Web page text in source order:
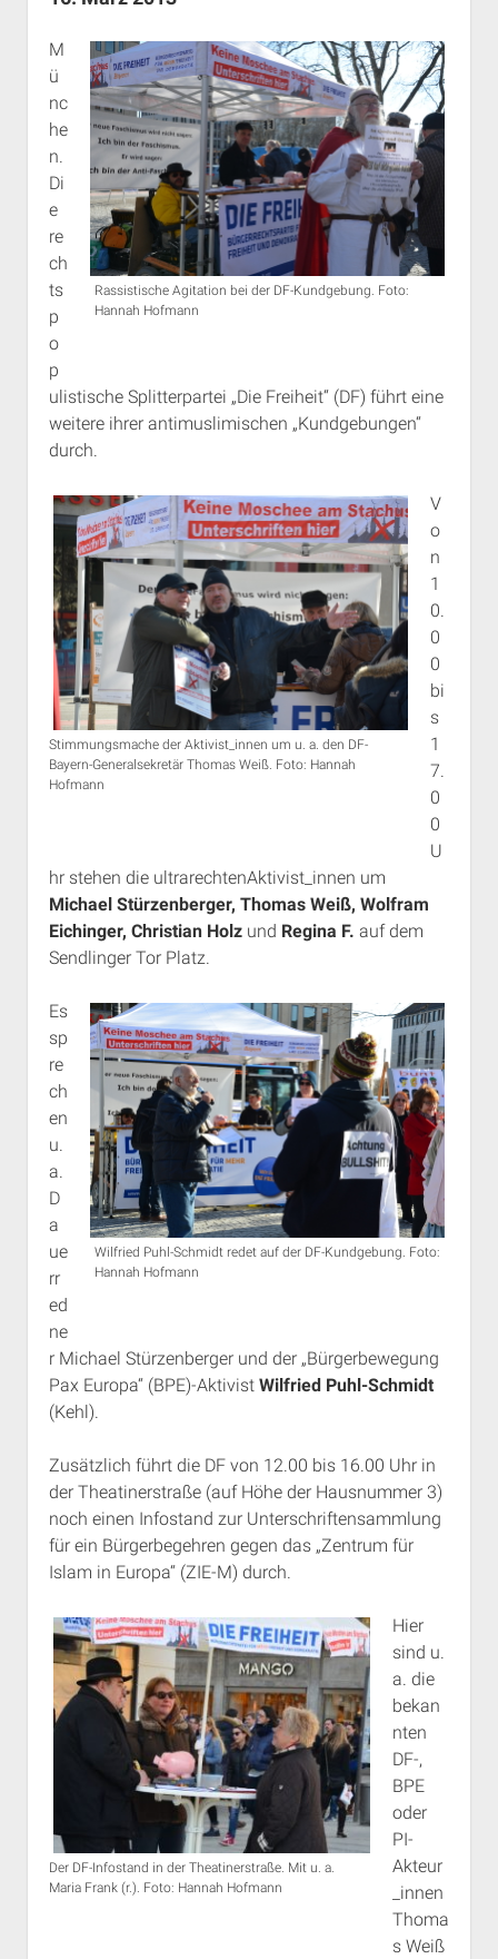
RSS-Feeds, Twitter & Facebook
Bibliothek
Kontakt & PGP-Key
Rassistische Agitation bei der DF-Kundgebung. Foto:
Hannah Hofmann
M
ü
nc
he
n.
Di
e
re
ch
ts
p
o
p
ulistische Splitterpartei „Die Freiheit“ (DF) führt eine
weitere ihrer antimuslimischen „Kundgebungen“
durch.
Stimmungsmache der Aktivist_innen um u. a. den DF-
Bayern-Generalsekretär Thomas Weiß. Foto: Hannah
Hofmann
V
o
n
1
0.
0
0
bi
s
1
7.
0
0
U
hr stehen die ultrarechtenAktivist_innen um
Michael Stürzenberger, Thomas Weiß, Wolfram
Eichinger, Christian Holzund Regina F. auf dem
Sendlinger Tor Platz.
Wilfried Puhl-Schmidt redet auf der DF-Kundgebung. Foto:
Hannah Hofmann
Es
sp
re
ch
en
u.
a.
D
a
ue
rr
ed
ne
r Michael Stürzenberger und der „Bürgerbewegung
Pax Europa“ (BPE)-Aktivist Wilfried Puhl-Schmidt
(Kehl).
Zusätzlich führt die DF von 12.00 bis 16.00 Uhr in
der Theatinerstraße (auf Höhe der Hausnummer 3)
noch einen Infostand zur Unterschriftensammlung
für ein Bürgerbegehren gegen das „Zentrum für
Islam in Europa“ (ZIE-M) durch.
Der DF-Infostand in der Theatinerstraße. Mit u. a.
Maria Frank (r.). Foto: Hannah Hofmann
Hier
sind u.
a. die
bekan
nten
DF-,
BPE
oder
PI-
Akteur
_innen
Thoma
s Weiß